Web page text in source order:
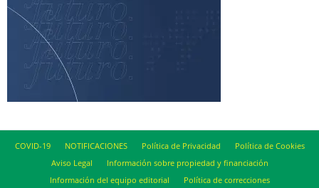
COVID-19 NOTIFICACIONES Política de Privacidad
Política de Cookies
Aviso Legal
Información sobre propiedad y financiación
Información del equipo editorial
Política de correcciones